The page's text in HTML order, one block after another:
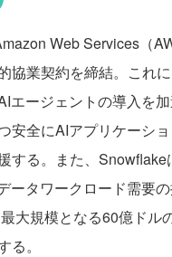
Web Services（
協業契約を締結。これ
エージェントの導入を
安全にAIアプリケーショ
する。また、Snowflake
ータワークロード需要
大規模となる60億ドル
る。